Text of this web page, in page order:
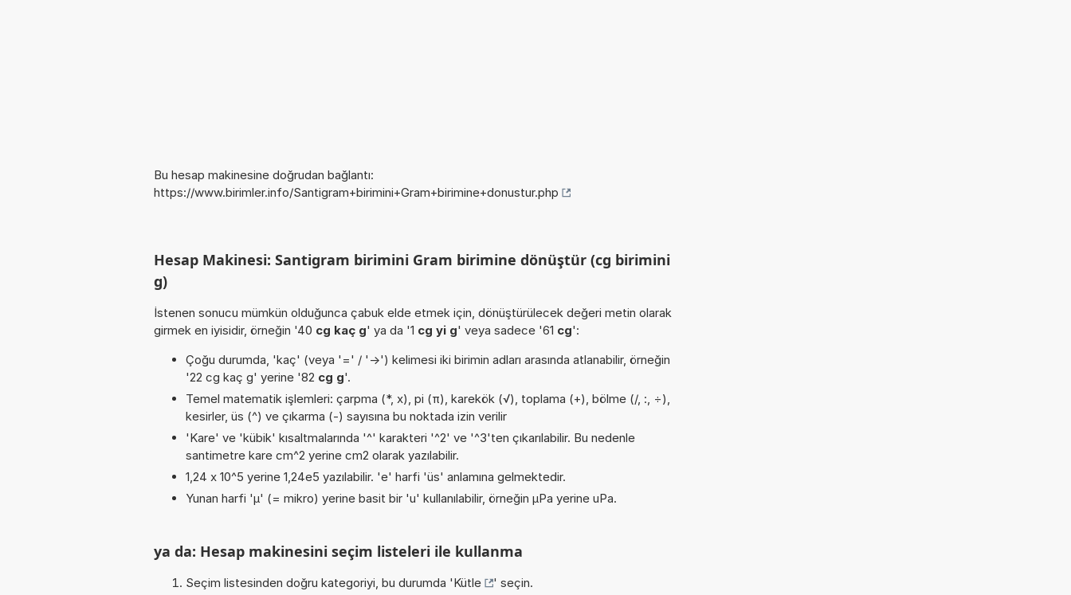
Bu hesap makinesine doğrudan bağlantı:
https://www.birimler.info/Santigram+birimini+Gram+birimine+donustur.php
Hesap Makinesi: Santigram birimini Gram birimine dönüştür (cg birimini
g)
İstenen sonucu mümkün olduğunca çabuk elde etmek için, dönüştürülecek değeri metin olarak
girmek en iyisidir, örneğin '40 cg kaç g' ya da '1 cg yi g' veya sadece '61 cg':
Çoğu durumda, 'kaç' (veya '=' / '->') kelimesi iki birimin adları arasında atlanabilir, örneğin
'22 cg kaç g' yerine '82 cg g'.
Temel matematik işlemleri: çarpma (*, x), pi (π), karekök (√), toplama (+), bölme (/, :, ÷),
kesirler, üs (^) ve çıkarma (-) sayısına bu noktada izin verilir
'Kare' ve 'kübik' kısaltmalarında '^' karakteri '^2' ve '^3'ten çıkarılabilir. Bu nedenle
santimetre kare cm^2 yerine cm2 olarak yazılabilir.
1,24 x 10^5 yerine 1,24e5 yazılabilir. 'e' harfi 'üs' anlamına gelmektedir.
Yunan harfi 'µ' (= mikro) yerine basit bir 'u' kullanılabilir, örneğin µPa yerine uPa.
ya da: Hesap makinesini seçim listeleri ile kullanma
Seçim listesinden doğru kategoriyi, bu durumda 'Kütle
' seçin.